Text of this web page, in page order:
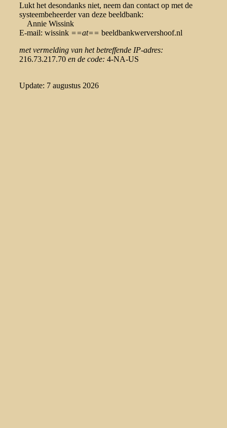
Lukt het desondanks niet, neem dan contact op met de
systeembeheerder van deze beeldbank:
Annie Wissink
E-mail: wissink ==at== beeldbankwervershoof.nl
met vermelding van het betreffende IP-adres:
216.73.217.70 en de code: 4-NA-US
Update: 7 augustus 2026